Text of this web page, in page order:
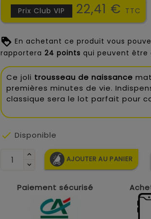
Prix Club VIP 22,41 € TTC
En achetant ce produit vous
rapportera 24 points qui peuvent être
Ce joli trousseau de naissance
premières minutes de vie.
classique sera le lot parfait pour
 Disponible
AJOUTER AU PANIER
Paiement sécurisé